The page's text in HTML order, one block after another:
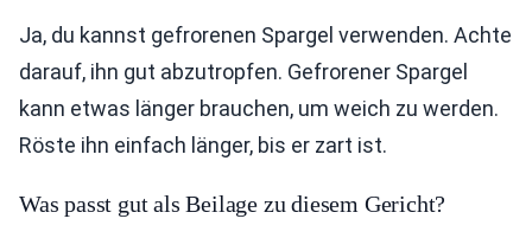
Ja, du kannst gefrorenen Spargel verwenden. Achte
darauf, ihn gut abzutropfen. Gefrorener Spargel
kann etwas länger brauchen, um weich zu werden.
Röste ihn einfach länger, bis er zart ist.
Was passt gut als Beilage zu diesem Gericht?